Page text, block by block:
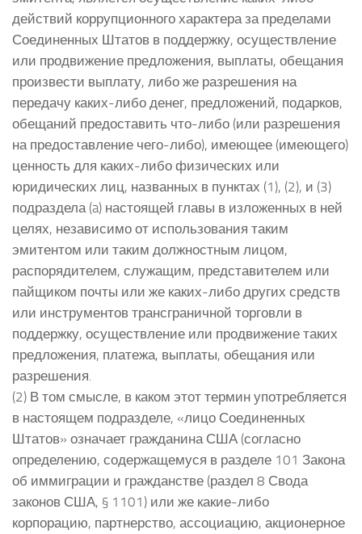
действий коррупционного характера за пределами
Соединенных Штатов в поддержку, осуществление
или продвижение предложения, выплаты, обещания
произвести выплату, либо же разрешения на
передачу каких-либо денег, предложений, подарков,
обещаний предоставить что-либо (или разрешения
на предоставление чего-либо), имеющее (имеющего)
ценность для каких-либо физических или
юридических лиц, названных в пунктах (1), (2), и (3)
подраздела (a) настоящей главы в изложенных в ней
целях, независимо от использования таким
эмитентом или таким должностным лицом,
распорядителем, служащим, представителем или
пайщиком почты или же каких-либо других средств
или инструментов трансграничной торговли в
поддержку, осуществление или продвижение таких
предложения, платежа, выплаты, обещания или
разрешения.
(2) В том смысле, в каком этот термин употребляется
в настоящем подразделе, «лицо Соединенных
Штатов» означает гражданина США (согласно
определению, содержащемуся в разделе 101 Закона
об иммиграции и гражданстве (раздел 8 Свода
законов США, § 1101) или же какие-либо
корпорацию, партнерство, ассоциацию, акционерное